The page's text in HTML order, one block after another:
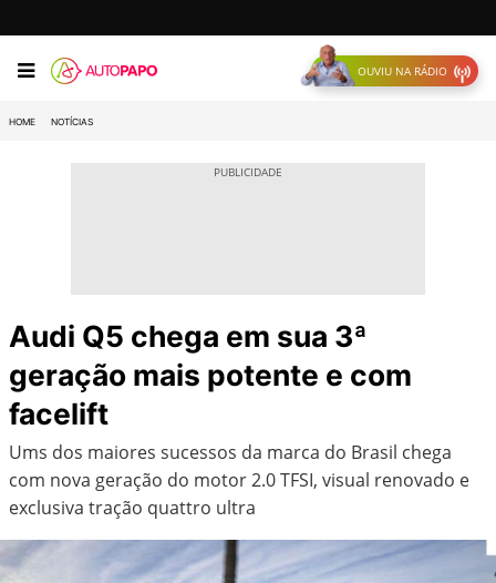
OUVIU NA RÁDIO
HOME NOTÍCIAS
Audi Q5 chega em sua 3ª
geração mais potente e com
facelift
Ums dos maiores sucessos da marca do Brasil chega
com nova geração do motor 2.0 TFSI, visual renovado e
exclusiva tração quattro ultra